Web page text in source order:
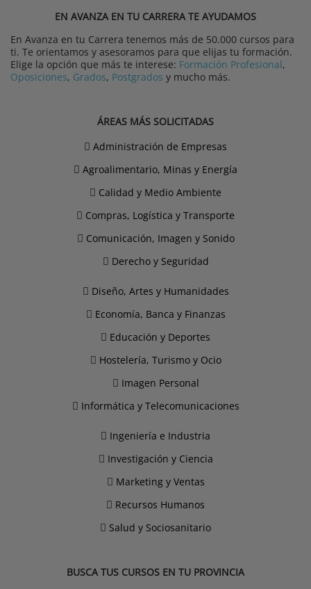
EN AVANZA EN TU CARRERA TE AYUDAMOS
En Avanza en tu Carrera tenemos más de 50.000 cursos para
ti. Te orientamos y asesoramos para que elijas tu formación.
Elige la opción que más te interese: Formación Profesional,
Oposiciones, Grados, Postgrados y mucho más.
ÁREAS MÁS SOLICITADAS
Administración de Empresas
Agroalimentario, Minas y Energía
Calidad y Medio Ambiente
Compras, Logística y Transporte
Comunicación, Imagen y Sonido
Derecho y Seguridad
Diseño, Artes y Humanidades
Economía, Banca y Finanzas
Educación y Deportes
Hostelería, Turismo y Ocio
Imagen Personal
Informática y Telecomunicaciones
Ingeniería e Industria
Investigación y Ciencia
Marketing y Ventas
Recursos Humanos
Salud y Sociosanitario
BUSCA TUS CURSOS EN TU PROVINCIA